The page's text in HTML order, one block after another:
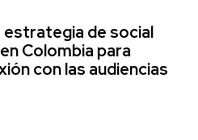
estrategia de social
Colombia para
con las audiencias